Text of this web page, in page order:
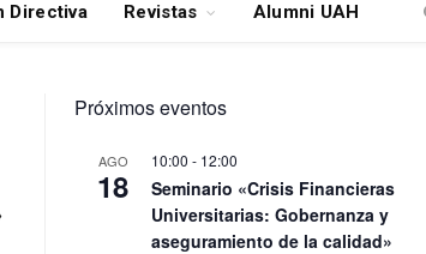
Directiva Revistas Alumni UAH
Próximos eventos
AGO
18
10:00 - 12:00
Seminario «Crisis Financieras
Universitarias: Gobernanza y
aseguramiento de la calidad»